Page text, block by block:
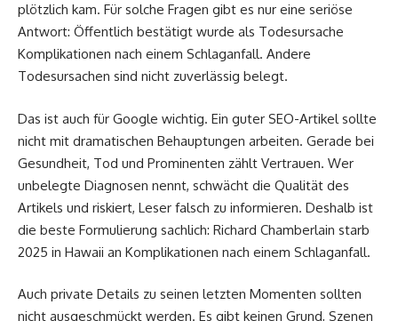
plötzlich kam. Für solche Fragen gibt es nur eine seriöse
Antwort: Öffentlich bestätigt wurde als Todesursache
Komplikationen nach einem Schlaganfall. Andere
Todesursachen sind nicht zuverlässig belegt.
Das ist auch für Google wichtig. Ein guter SEO-Artikel sollte
nicht mit dramatischen Behauptungen arbeiten. Gerade bei
Gesundheit, Tod und Prominenten zählt Vertrauen. Wer
unbelegte Diagnosen nennt, schwächt die Qualität des
Artikels und riskiert, Leser falsch zu informieren. Deshalb ist
die beste Formulierung sachlich: Richard Chamberlain starb
2025 in Hawaii an Komplikationen nach einem Schlaganfall.
Auch private Details zu seinen letzten Momenten sollten
nicht ausgeschmückt werden. Es gibt keinen Grund, Szenen